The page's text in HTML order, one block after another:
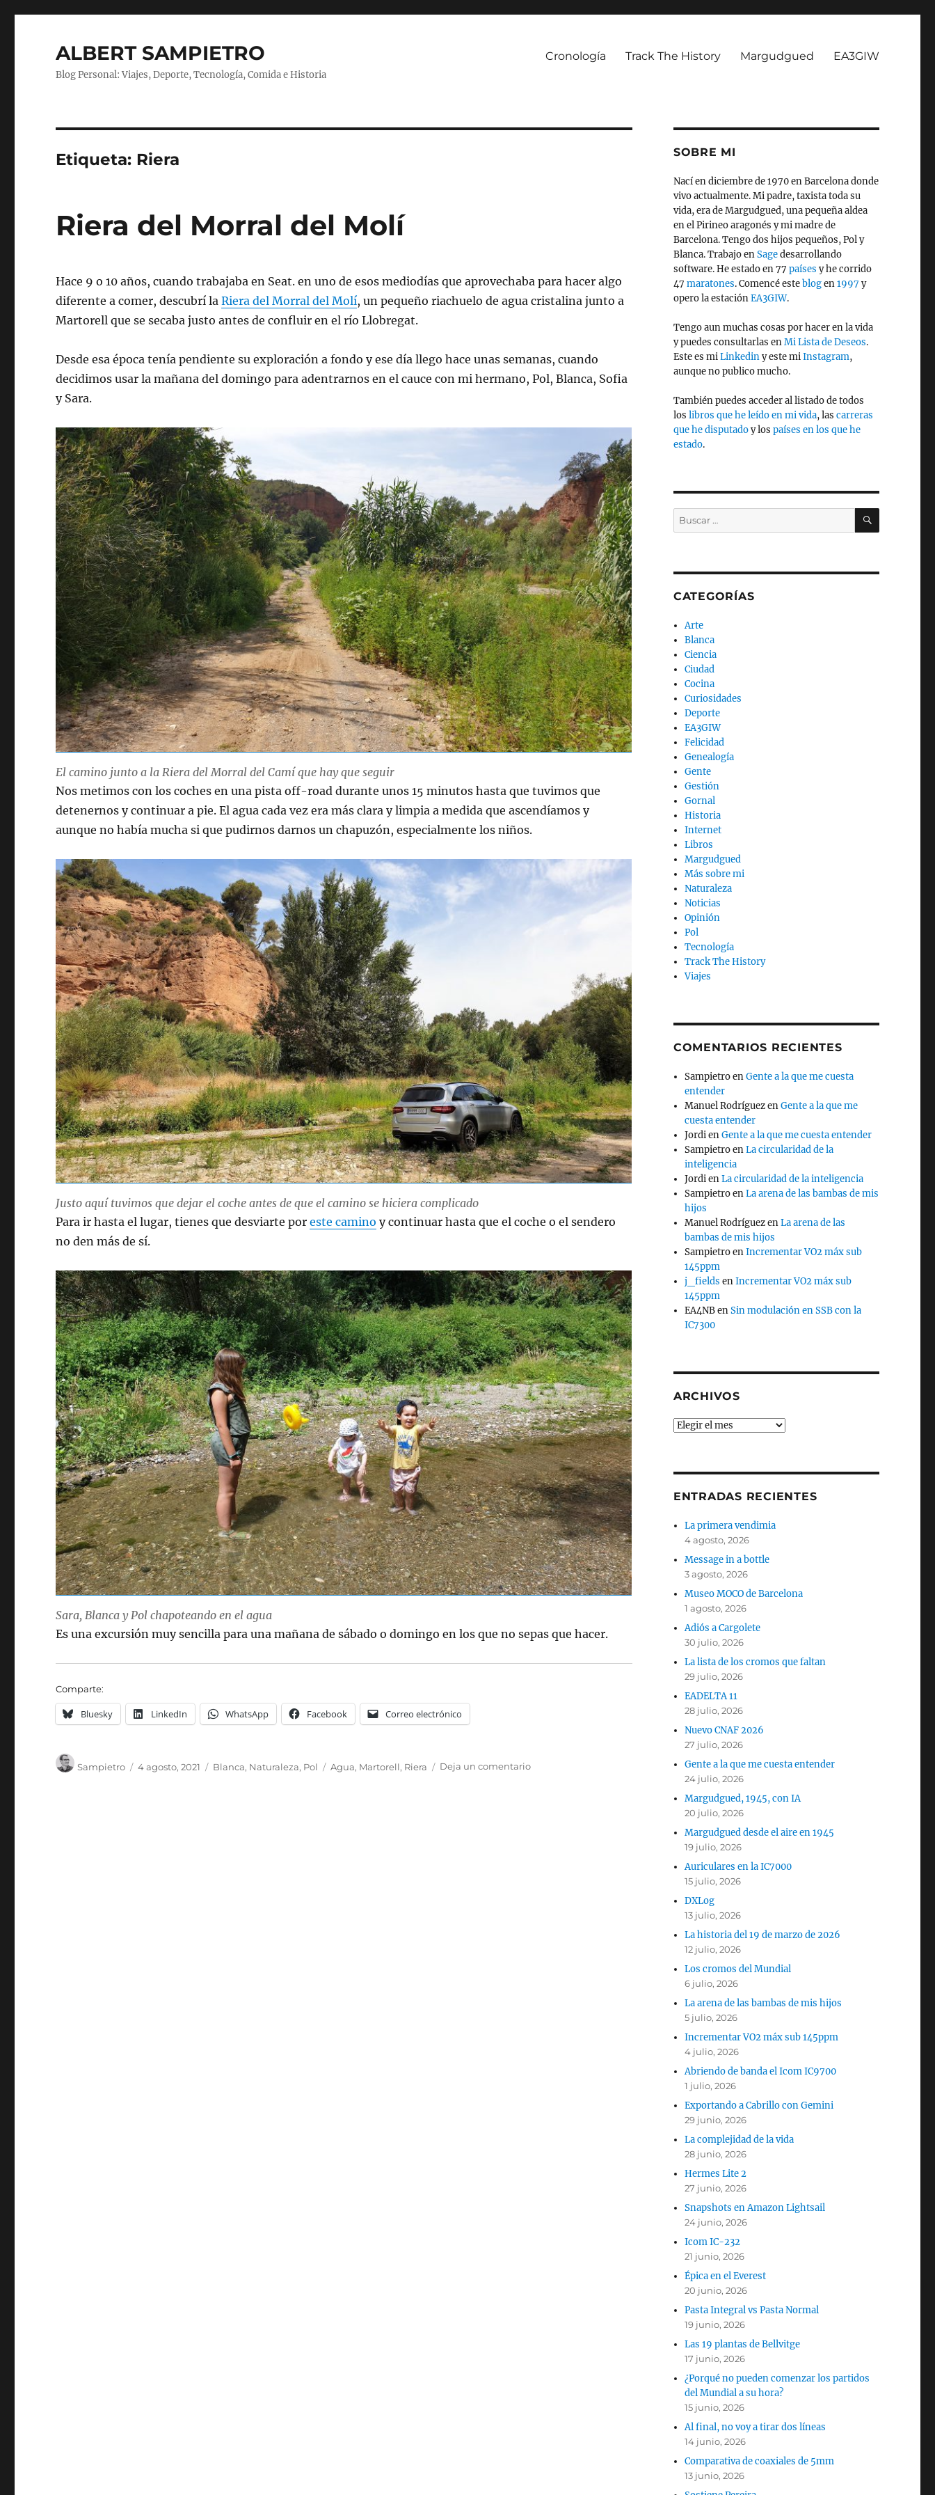
ALBERT SAMPIETRO
Blog Personal: Viajes, Deporte, Tecnología, Comida e Historia
Cronología Track The History Margudgued EA3GIW
Etiqueta: Riera
Riera del Morral del Molí
Hace 9 o 10 años, cuando trabajaba en Seat. en uno de esos mediodías que aprovechaba para hacer algo
diferente a comer, descubrí laRiera del Morral del Molí, un pequeño riachuelo de agua cristalina junto a
Martorell que se secaba justo antes de confluir en el río Llobregat.
Desde esa época tenía pendiente su exploración a fondo y ese día llego hace unas semanas, cuando
decidimos usar la mañana del domingo para adentrarnos en el cauce con mi hermano, Pol, Blanca, Sofia
y Sara.
El camino junto a la Riera del Morral del Camí que hay que seguir
Nos metimos con los coches en una pista off-road durante unos 15 minutos hasta que tuvimos que
detenernos y continuar a pie. El agua cada vez era más clara y limpia a medida que ascendíamos y
aunque no había mucha si que pudirnos darnos un chapuzón, especialmente los niños.
Justo aquí tuvimos que dejar el coche antes de que el camino se hiciera complicado
Para ir hasta el lugar, tienes que desviarte poreste camino y continuar hasta que el coche o el sendero
no den más de sí.
Sara, Blanca y Pol chapoteando en el agua
Es una excursión muy sencilla para una mañana de sábado o domingo en los que no sepas que hacer.
Comparte:
Bluesky LinkedIn WhatsApp Facebook Correo electrónico
Sampietro 4 agosto, 2021 Blanca, Naturaleza, Pol Agua, Martorell, Riera Deja un comentario
SOBRE MI
Nací en diciembre de 1970 en Barcelona donde
vivo actualmente. Mi padre, taxista toda su
vida, era de Margudgued, una pequeña aldea
en el Pirineo aragonés y mi madre de
Barcelona. Tengo dos hijos pequeños, Pol y
Blanca. Trabajo enSagedesarrollando
software. He estado en 77 países y he corrido
47 maratones. Comencé esteblogen1997 y
opero la estaciónEA3GIW.
Tengo aun muchas cosas por hacer en la vida
y puedes consultarlas enMi Lista de Deseos.
Este es miLinkediny este miInstagram,
aunque no publico mucho.
También puedes acceder al listado de todos
los libros que he leído en mi vida, las carreras
que he disputadoy los países en los que he
estado.
Buscar
por:
BUSCAR
CATEGORÍAS
Arte
Blanca
Ciencia
Ciudad
Cocina
Curiosidades
Deporte
EA3GIW
Felicidad
Genealogía
Gente
Gestión
Gornal
Historia
Internet
Libros
Margudgued
Más sobre mi
Naturaleza
Noticias
Opinión
Pol
Tecnología
Track The History
Viajes
COMENTARIOS RECIENTES
SampietroenGente a la que me cuesta
entender
Manuel RodríguezenGente a la que me
cuesta entender
JordienGente a la que me cuesta entender
SampietroenLa circularidad de la
inteligencia
JordienLa circularidad de la inteligencia
SampietroenLa arena de las bambas de mis
hijos
Manuel RodríguezenLa arena de las
bambas de mis hijos
SampietroenIncrementar VO2 máx sub
145ppm
j_fields enIncrementar VO2 máx sub
145ppm
EA4NBenSin modulación en SSB con la
IC7300
ARCHIVOS
Archivos
ENTRADAS RECIENTES
La primera vendimia
4 agosto, 2026
Message in a bottle
3 agosto, 2026
Museo MOCO de Barcelona
1 agosto, 2026
Adiós a Cargolete
30 julio, 2026
La lista de los cromos que faltan
29 julio, 2026
EADELTA 11
28 julio, 2026
Nuevo CNAF 2026
27 julio, 2026
Gente a la que me cuesta entender
24 julio, 2026
Margudgued, 1945, con IA
20 julio, 2026
Margudgued desde el aire en 1945
19 julio, 2026
Auriculares en la IC7000
15 julio, 2026
DXLog
13 julio, 2026
La historia del 19 de marzo de 2026
12 julio, 2026
Los cromos del Mundial
6 julio, 2026
La arena de las bambas de mis hijos
5 julio, 2026
Incrementar VO2 máx sub 145ppm
4 julio, 2026
Abriendo de banda el Icom IC9700
1 julio, 2026
Exportando a Cabrillo con Gemini
29 junio, 2026
La complejidad de la vida
28 junio, 2026
Hermes Lite 2
27 junio, 2026
Snapshots en Amazon Lightsail
24 junio, 2026
Icom IC-232
21 junio, 2026
Épica en el Everest
20 junio, 2026
Pasta Integral vs Pasta Normal
19 junio, 2026
Las 19 plantas de Bellvitge
17 junio, 2026
¿Porqué no pueden comenzar los partidos
del Mundial a su hora?
15 junio, 2026
Al final, no voy a tirar dos líneas
14 junio, 2026
Comparativa de coaxiales de 5mm
13 junio, 2026